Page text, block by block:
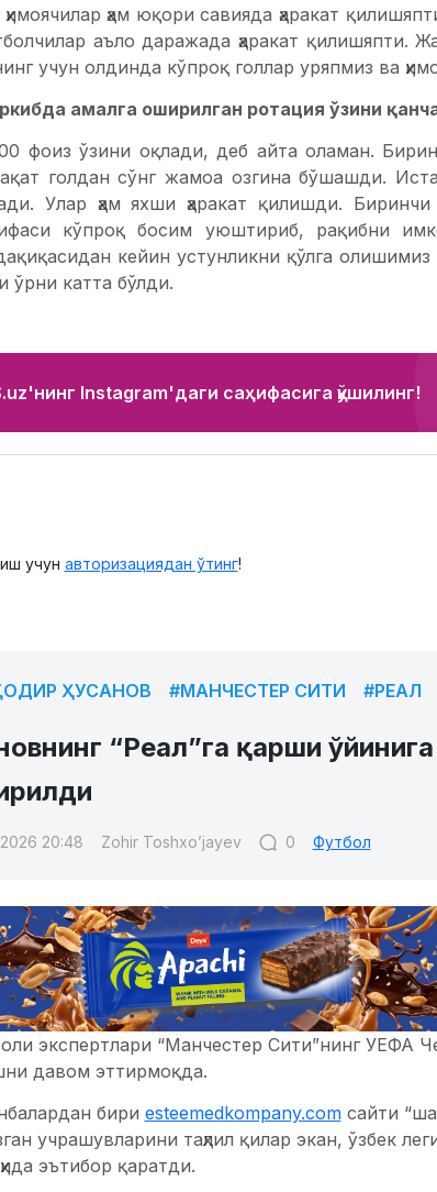
ҳимоячилар ҳам юқори савияда ҳаракат
аъло даражада ҳаракат қилишяпти.
учун олдинда кўпроқ голлар уряпмиз ва
амалга оширилган ротация ўзини
фоиз ўзини оқлади, деб айта оламан.
голдан сўнг жамоа озгина бўшашди.
Улар ҳам яхши ҳаракат қилишди.
кўпроқ босим уюштириб, рақибни
кейин устунликни қўлга олишимиз
ўрни катта бўлди.
Instagram'даги саҳифасига қўшилинг!
учун авторизациядан ўтинг!
ҲУСАНОВ #МАНЧЕСТЕР СИТИ #РЕАЛ
“Реал”га қарши
20:48 Zohir Toshxo’jayev 0 Футбол
экспертлари “Манчестер Сити”нинг УЕФА
давом эттирмоқда.
бири esteemedkompany.comсайти
учрашувларини таҳлил қилар экан, ўзбек
эътибор қаратди.